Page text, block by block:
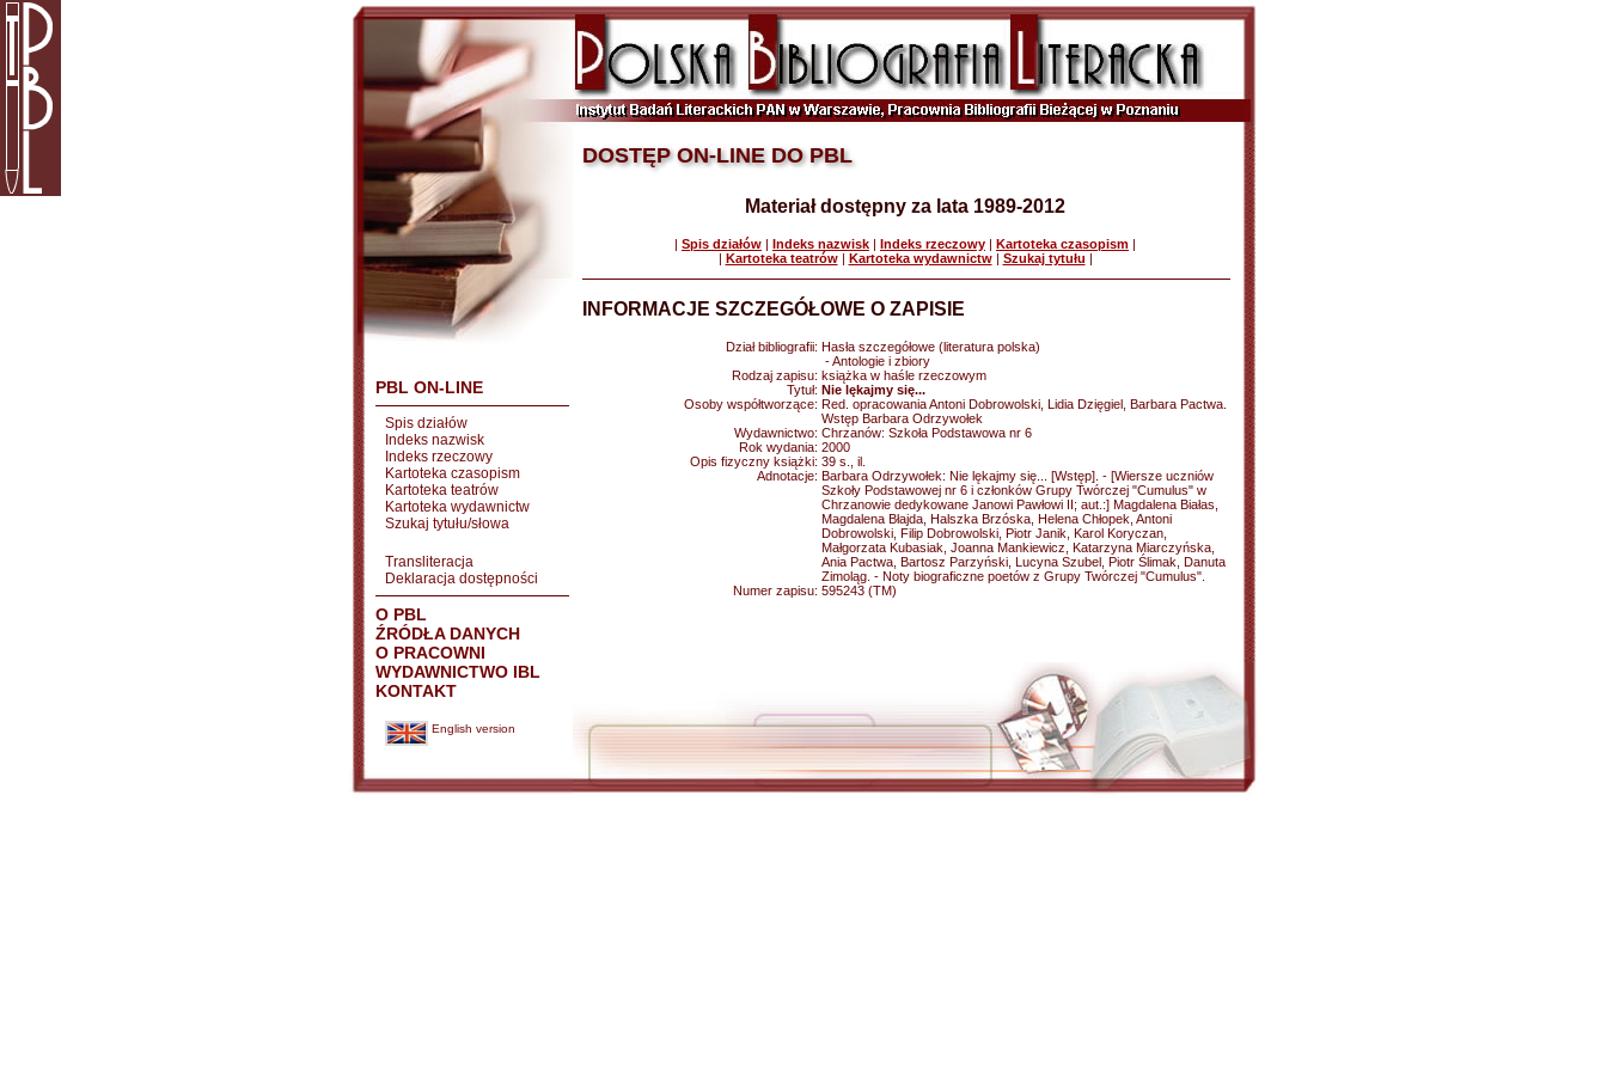
PBL ON-LINE
Spis działów
Indeks nazwisk
Indeks rzeczowy
Kartoteka czasopism
Kartoteka teatrów
Kartoteka wydawnictw
Szukaj tytułu/słowa
Transliteracja
Deklaracja dostępności
O PBL
ŹRÓDŁA DANYCH
O PRACOWNI
WYDAWNICTWO IBL
KONTAKT
English version
DOSTĘP ON-LINE DO PBL
Materiał dostępny za lata 1989-2012
| Spis działów | Indeks nazwisk | Indeks rzeczowy | Kartoteka czasopism |
| Kartoteka teatrów| Kartoteka wydawnictw| Szukaj tytułu |
INFORMACJE SZCZEGÓŁOWE O ZAPISIE
Dział bibliografii: Hasła szczegółowe (literatura polska)
- Antologie i zbiory
Rodzaj zapisu: książka w haśle rzeczowym
Tytuł: Nie lękajmy się...
Osoby współtworzące: Red. opracowania Antoni Dobrowolski, Lidia Dzięgiel, Barbara Pactwa.
Wstęp Barbara Odrzywołek
Wydawnictwo: Chrzanów: Szkoła Podstawowa nr 6
Rok wydania: 2000
Opis fizyczny książki: 39 s., il.
Adnotacje: Barbara Odrzywołek: Nie lękajmy się... [Wstęp]. - [Wiersze uczniów
Szkoły Podstawowej nr 6 i członków Grupy Twórczej "Cumulus" w
Chrzanowie dedykowane Janowi Pawłowi II; aut.:] Magdalena Białas,
Magdalena Błajda, Halszka Brzóska, Helena Chłopek, Antoni
Dobrowolski, Filip Dobrowolski, Piotr Janik, Karol Koryczan,
Małgorzata Kubasiak, Joanna Mankiewicz, Katarzyna Miarczyńska,
Ania Pactwa, Bartosz Parzyński, Lucyna Szubel, Piotr Ślimak, Danuta
Zimoląg. - Noty biograficzne poetów z Grupy Twórczej "Cumulus".
Numer zapisu: 595243 (TM)